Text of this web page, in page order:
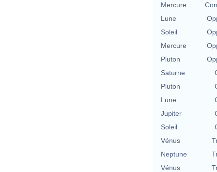
Mercure
Lune
Soleil
Mercure
Pluton
Saturne
Pluton
Lune
Jupiter
Soleil
Vénus
Neptune
Vénus